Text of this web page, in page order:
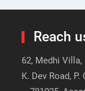
Reach
62, Medhi
K. Dev Road,